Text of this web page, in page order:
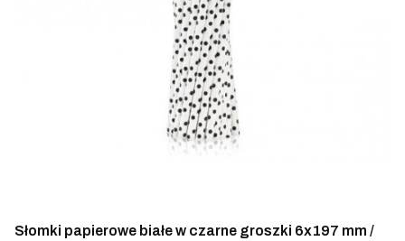
Słomki papierowe białe w czarne groszki 6x197 mm /